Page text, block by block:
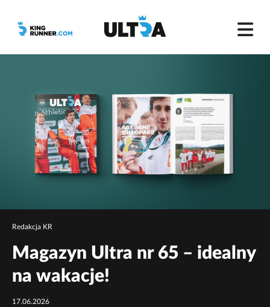
Redakcja KR
Magazyn Ultra nr 65 – idealny
na wakacje!
17.06.2026